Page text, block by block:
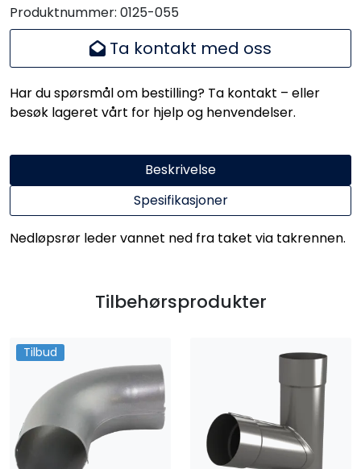
Produktnummer: 0125-055
Ta kontakt med oss
Har du spørsmål om bestilling? Ta kontakt – eller
besøk lageret vårt for hjelp og henvendelser.
Beskrivelse
Spesifikasjoner
Nedløpsrør leder vannet ned fra taket via takrennen.
Tilbehørsprodukter
Tilbud